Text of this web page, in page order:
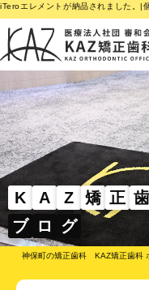
iTeroエレメントが納品されました。
K A Z 矯 正 歯
ブ ロ グ
神保町の矯正歯科 KAZ矯正歯科
医院案内
矯正歯科治療の
矯正装置のご紹
その他